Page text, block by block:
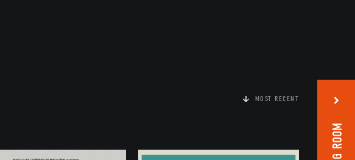
MOST RECENT